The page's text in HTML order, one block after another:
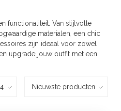
functionaliteit. Van stijlvolle
materialen, een chic
zijn ideaal voor zowel
upgrade jouw outfit met een